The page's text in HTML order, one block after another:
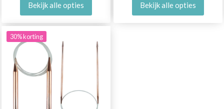
Bekijk alle opties Bekijk alle opties
30% korting